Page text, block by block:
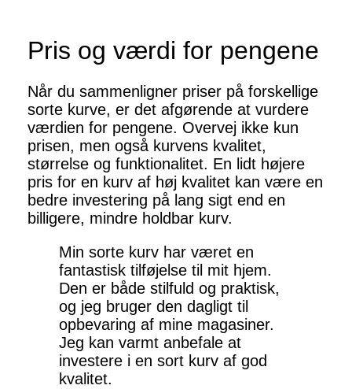
Pris og værdi for pengene
Når du sammenligner priser på forskellige
sorte kurve, er det afgørende at vurdere
værdien for pengene. Overvej ikke kun
prisen, men også kurvens kvalitet,
størrelse og funktionalitet. En lidt højere
pris for en kurv af høj kvalitet kan være en
bedre investering på lang sigt end en
billigere, mindre holdbar kurv.
Min sorte kurv har været en
fantastisk tilføjelse til mit hjem.
Den er både stilfuld og praktisk,
og jeg bruger den dagligt til
opbevaring af mine magasiner.
Jeg kan varmt anbefale at
investere i en sort kurv af god
kvalitet.